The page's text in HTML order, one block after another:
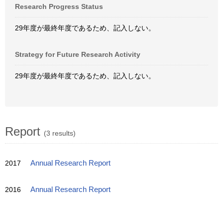
Research Progress Status
29年度が最終年度であるため、記入しない。
Strategy for Future Research Activity
29年度が最終年度であるため、記入しない。
Report (3 results)
2017 Annual Research Report
2016 Annual Research Report